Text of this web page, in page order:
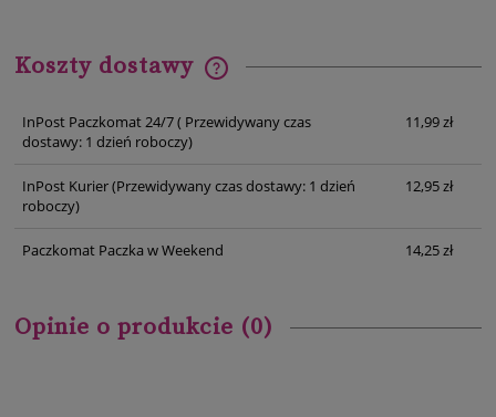
Koszty dostawy
InPost Paczkomat 24/7( Przewidywany czas
dostawy: 1 dzień roboczy)
11,99 zł
InPost Kurier(Przewidywany czas dostawy: 1 dzień
roboczy)
12,95 zł
Paczkomat Paczka w Weekend 14,25 zł
Opinie o produkcie (0)